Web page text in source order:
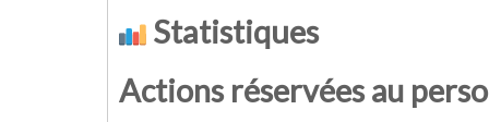
Statistiques
Actions réservées au